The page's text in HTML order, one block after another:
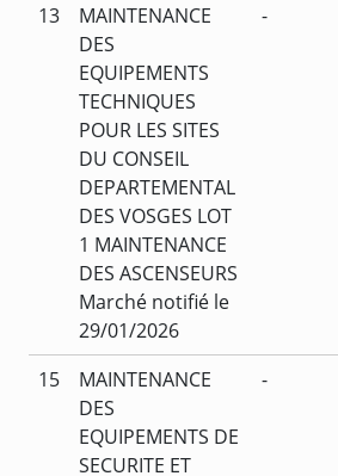
13
MAINTENANCE
DES
EQUIPEMENTS
TECHNIQUES
POUR LES SITES
DU CONSEIL
DEPARTEMENTAL
DES VOSGES LOT
1 MAINTENANCE
DES ASCENSEURS
Marché notifié le
29/01/2026
-
15
MAINTENANCE
DES
EQUIPEMENTS DE
SECURITE ET
-